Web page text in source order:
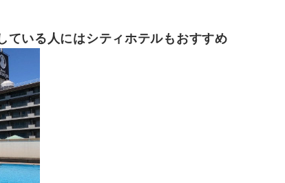
ている人にはシティホテルもおすすめ